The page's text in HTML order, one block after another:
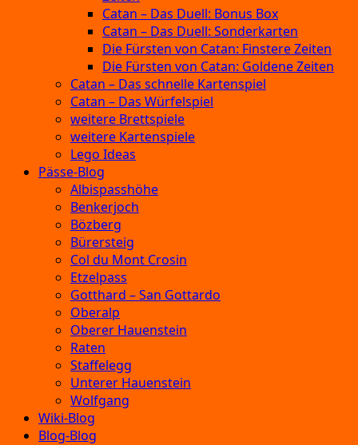
Catan – Das Duell: Bonus Box
Catan – Das Duell: Sonderkarten
Die Fürsten von Catan: Finstere Zeiten
Die Fürsten von Catan: Goldene Zeiten
Catan – Das schnelle Kartenspiel
Catan – Das Würfelspiel
weitere Brettspiele
weitere Kartenspiele
Lego Ideas
Pässe-Blog
Albispasshöhe
Benkerjoch
Bözberg
Bürersteig
Col du Mont Crosin
Etzelpass
Gotthard – San Gottardo
Oberalp
Oberer Hauenstein
Raten
Staffelegg
Unterer Hauenstein
Wolfgang
Wiki-Blog
Blog-Blog